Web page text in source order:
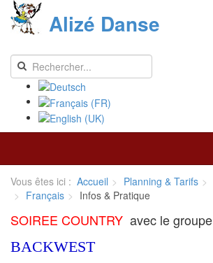
Alizé Danse
Vous êtes ici : Accueil Planning & Tarifs
Français
Infos & Pratique
SOIREE COUNTRY avec le groupe
BACKWEST